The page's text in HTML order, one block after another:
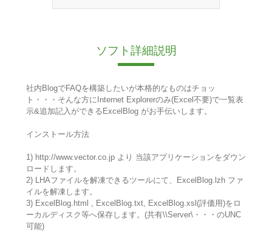
ソフト詳細説明
社内BlogでFAQを構築したいが本格的なものはチョッ
ト・・・そんな方にInternet Explorerのみ(Excel不要)で一覧表
示&追加記入ができるExcelBlog がお手伝いします。
インストール方法
1) http://www.vector.co.jp より 当該アプリケーションをダウン
ロードします。
2) LHAファイルを解凍できるツールにて、ExcelBlog.lzh ファ
イルを解凍します。
3) ExcelBlog.html , ExcelBlog.txt, ExcelBlog.xsl(評価用)をロ
ーカルディスク等へ保存します。(共有\\Server\・・・のUNC
可能)